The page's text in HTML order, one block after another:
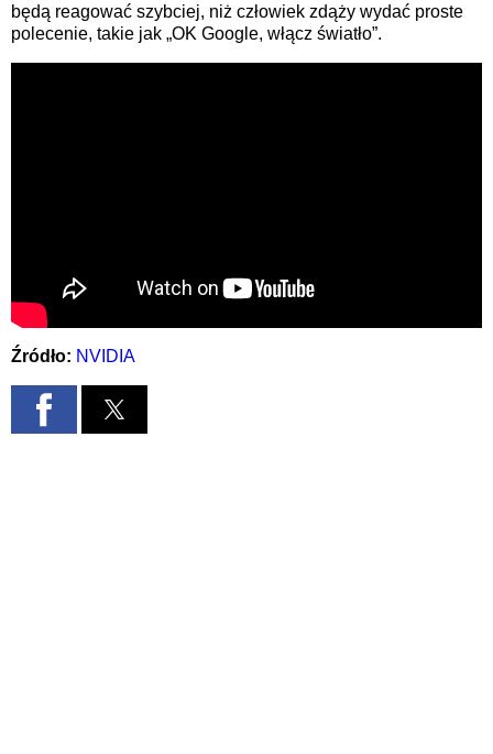
będą reagować szybciej, niż człowiek zdąży wydać proste
polecenie, takie jak „OK Google, włącz światło”.
Źródło: NVIDIA